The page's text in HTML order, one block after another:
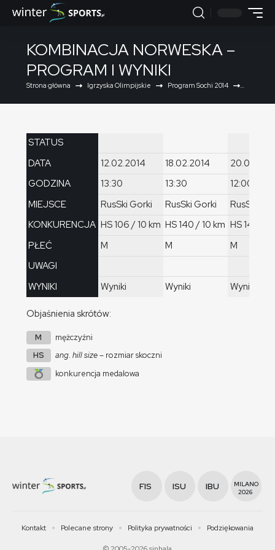
KOMBINACJA NORWESKA –
PROGRAM I WYNIKI
Strona główna Igrzyska Olimpijskie Program Sochi 2014
STATUS
DATA
GODZINA
MIEJSCE
KONKURENCJA
PŁEĆ
UWAGI
WYNIKI
12.02.2014
13:30
RusSki Gorki
HS 106 / 10 km
M
Wyniki
18.02.2014
13:30
RusSki Gorki
HS 140 / 10 km
M
Wyniki
12:00
RusSki
HS 140 /
M
Wyniki
Objaśnienia skrótów:
M
mężczyźni
HS
ang. hill size– rozmiar skoczni
konkurencja medalowa
FIS ISU IBU
MILANO
2026
Kontakt Polecane strony Polityka prywatności Podziękowania